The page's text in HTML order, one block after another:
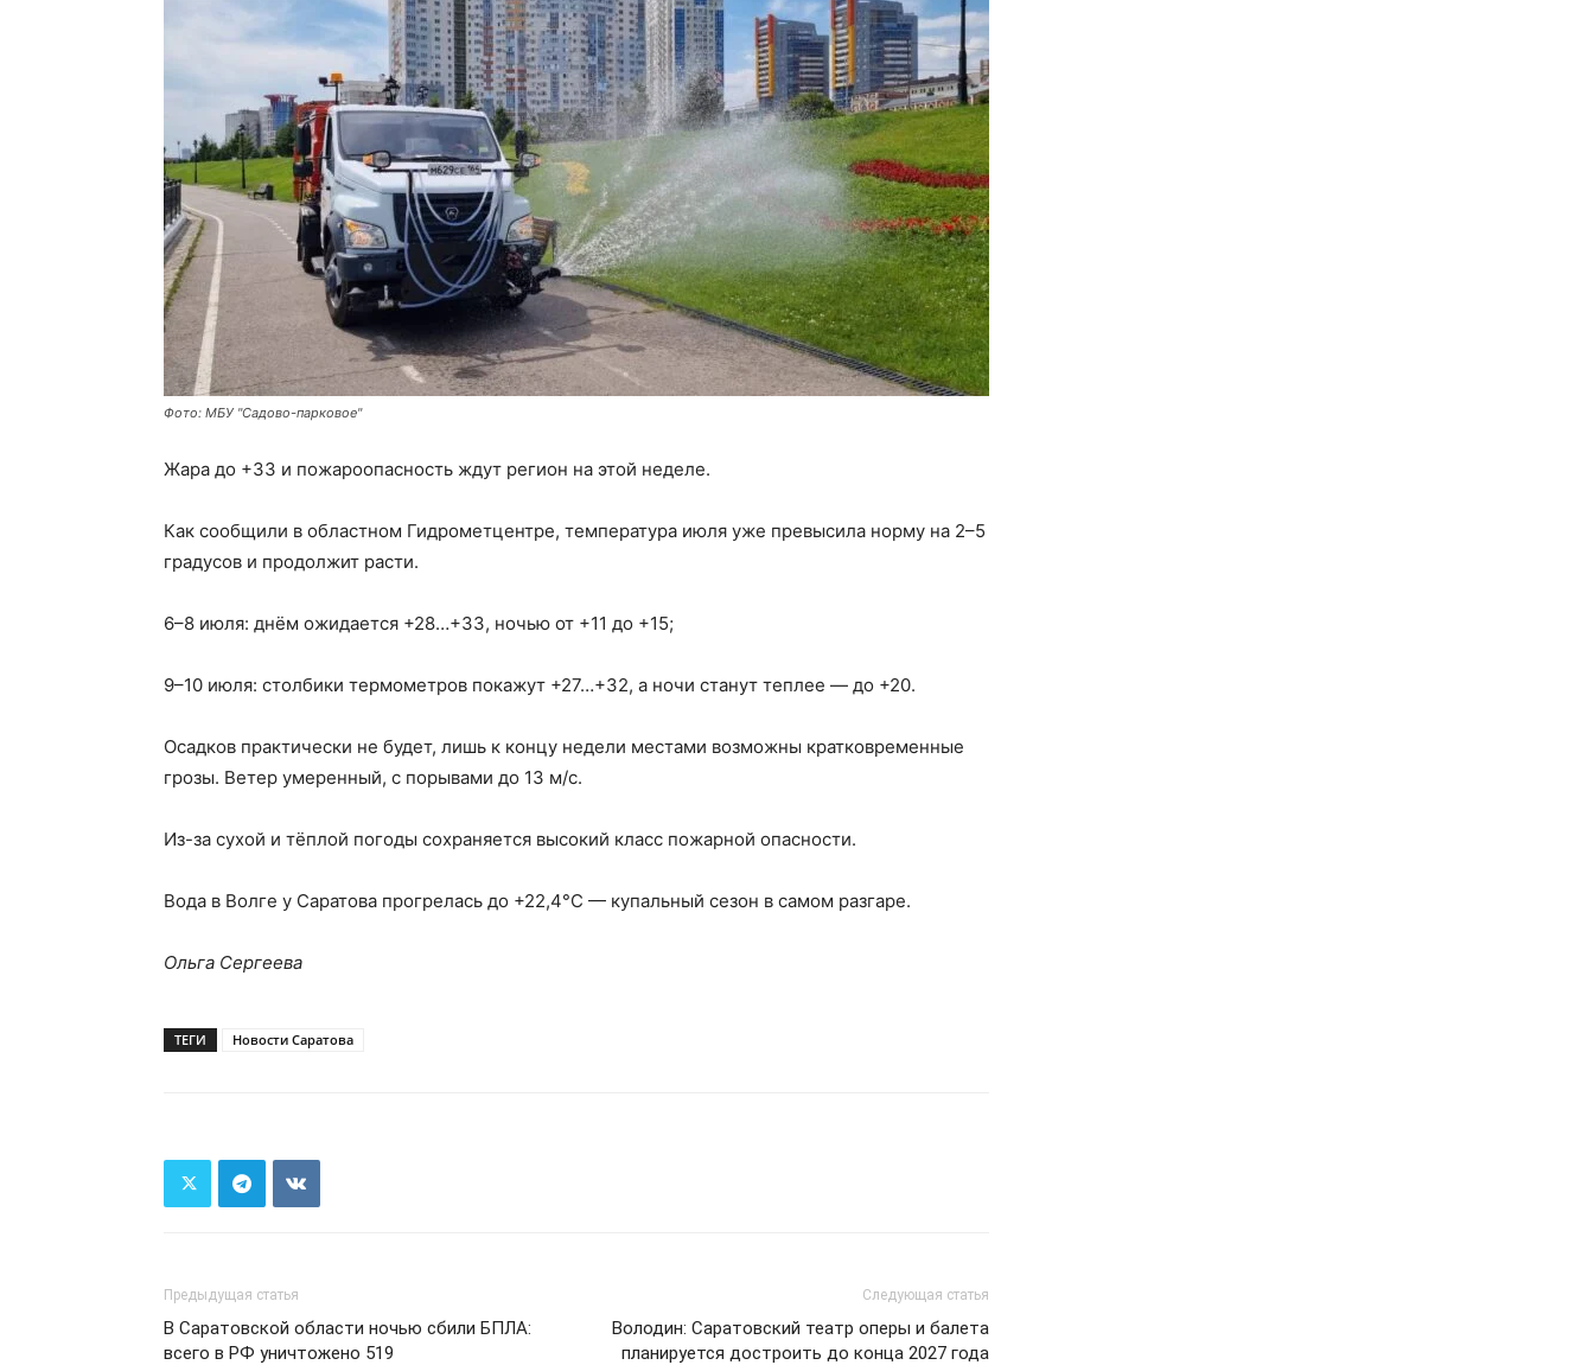
Фото: МБУ "Садово-парковое"
Жара до +33 и пожароопасность ждут регион на этой неделе.
Как сообщили в областном Гидрометцентре, температура июля уже превысила норму на 2–5
градусов и продолжит расти.
6–8 июля: днём ожидается +28…+33, ночью от +11 до +15;
9–10 июля: столбики термометров покажут +27…+32, а ночи станут теплее — до +20.
Осадков практически не будет, лишь к концу недели местами возможны кратковременные
грозы. Ветер умеренный, с порывами до 13 м/с.
Из-за сухой и тёплой погоды сохраняется высокий класс пожарной опасности.
Вода в Волге у Саратова прогрелась до +22,4°C — купальный сезон в самом разгаре.
Ольга Сергеева
ТЕГИ Новости Саратова
Предыдущая статья
В Саратовской области ночью сбили БПЛА:
всего в РФ уничтожено 519
Следующая статья
Володин: Саратовский театр оперы и балета
планируется достроить до конца 2027 года